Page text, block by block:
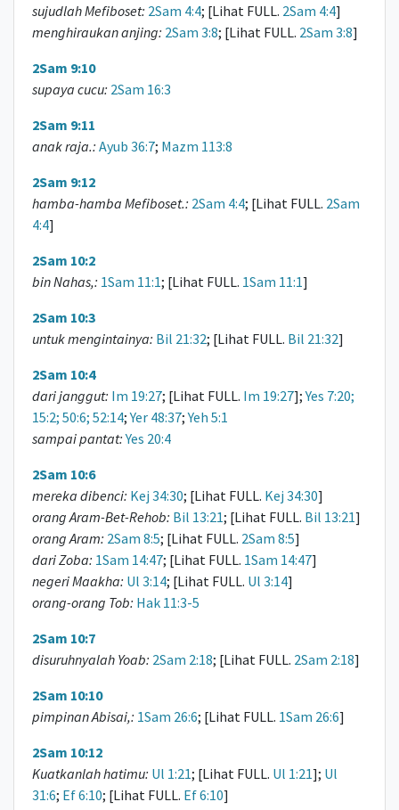
sujudlah Mefiboset: 2Sam 4:4; [Lihat FULL. 2Sam 4:4]
menghiraukan anjing: 2Sam 3:8; [Lihat FULL. 2Sam 3:8]
2Sam 9:10
supaya cucu: 2Sam 16:3
2Sam 9:11
anak raja.: Ayub 36:7; Mazm 113:8
2Sam 9:12
hamba-hamba Mefiboset.: 2Sam 4:4; [Lihat FULL. 2Sam
4:4]
2Sam 10:2
bin Nahas,: 1Sam 11:1; [Lihat FULL. 1Sam 11:1]
2Sam 10:3
untuk mengintainya: Bil 21:32; [Lihat FULL. Bil 21:32]
2Sam 10:4
dari janggut: Im 19:27; [Lihat FULL. Im 19:27];Yes 7:20;
15:2; 50:6; 52:14;Yer 48:37;Yeh 5:1
sampai pantat: Yes 20:4
2Sam 10:6
mereka dibenci: Kej 34:30; [Lihat FULL. Kej 34:30]
orang Aram-Bet-Rehob: Bil 13:21; [Lihat FULL. Bil 13:21]
orang Aram: 2Sam 8:5; [Lihat FULL. 2Sam 8:5]
dari Zoba: 1Sam 14:47; [Lihat FULL. 1Sam 14:47]
negeri Maakha: Ul 3:14; [Lihat FULL. Ul 3:14]
orang-orang Tob: Hak 11:3-5
2Sam 10:7
disuruhnyalah Yoab: 2Sam 2:18; [Lihat FULL. 2Sam 2:18]
2Sam 10:10
pimpinan Abisai,: 1Sam 26:6; [Lihat FULL. 1Sam 26:6]
2Sam 10:12
Kuatkanlah hatimu: Ul 1:21; [Lihat FULL. Ul 1:21]; Ul
31:6; Ef 6:10; [Lihat FULL. Ef 6:10]